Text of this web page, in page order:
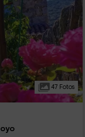
47 Fotos